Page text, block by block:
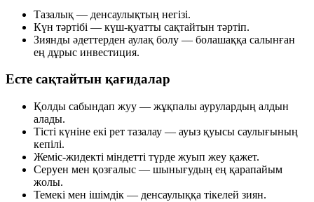
Тазалық — денсаулықтың негізі.
Күн тәртібі — күш-қуатты сақтайтын тәртіп.
Зиянды әдеттерден аулақ болу — болашаққа салынған
ең дұрыс инвестиция.
Есте сақтайтын қағидалар
Қолды сабындап жуу — жұқпалы аурулардың алдын
алады.
Тісті күніне екі рет тазалау — ауыз қуысы саулығының
кепілі.
Жеміс-жидекті міндетті түрде жуып жеу қажет.
Серуен мен қозғалыс — шынығудың ең қарапайым
жолы.
Темекі мен ішімдік — денсаулыққа тікелей зиян.